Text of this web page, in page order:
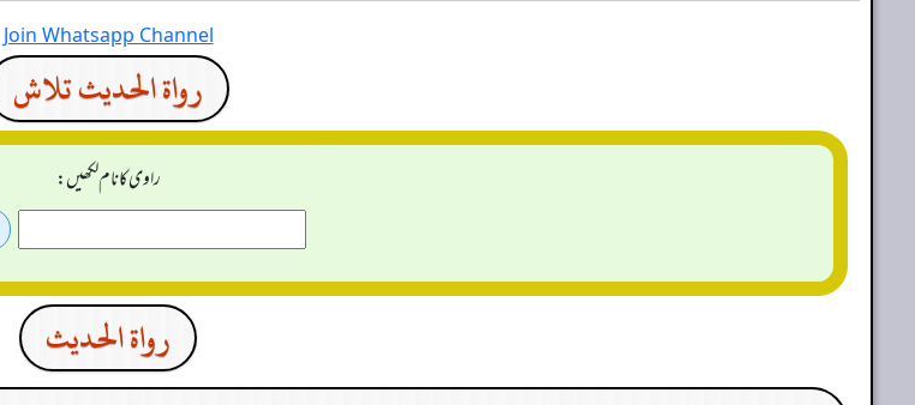
Join Whatsapp Channel
رواة الحديث تلاش
راوی کا نام لکھیں:
رواة الحدیث